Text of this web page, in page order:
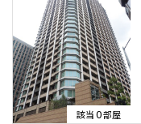
該当0部屋